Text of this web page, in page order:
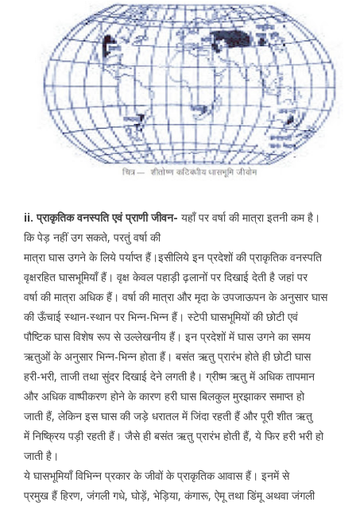
ii. प्राकृतिक वनस्पति एवं प्राणी जीवन- यहाँ पर वर्षा की मात्रा इतनी कम है।
कि पेड़ नहीं उग सकते, परतुं वर्षा की
मात्रा घास उगने के लिये पर्याप्त हैं।इसीलिये इन प्रदेशों की प्राकृतिक वनस्पति
वृक्षरहित घासभूमियाँ हैं। वृक्ष केवल पहाड़ी ढ़लानों पर दिखाई देती है जहां पर
वर्षा की मात्रा अधिक हैं। वर्षा की मात्रा और मृदा के उपजाऊपन के अनुसार घास
की ऊँचाई स्थान-स्थान पर भिन्न-भिन्न हैं। स्टेपी घासभूमियों की छोटी एवं
पौष्टिक घास विशेष रूप से उल्लेखनीय हैं। इन प्रदेशों में घास उगने का समय
ऋतुओं के अनुसार भिन्न-भिन्न होता हैं। बसंत ऋतु प्रारंभ होते ही छोटी घास
हरी-भरी, ताजी तथा सुंदर दिखाई देने लगती है। ग्रीष्म ऋतु में अधिक तापमान
और अधिक वाष्पीकरण होने के कारण हरी घास बिलकुल मुरझाकर समाप्त हो
जाती हैं, लेकिन इस घास की जड़े धरातल में जिंदा रहती हैं और पूरी शीत ऋतु
में निष्क्रिय पड़ी रहती हैं। जैसे ही बसंत ऋतु प्रारंभ होती हैं, ये फिर हरी भरी हो
जाती है।
ये घासभूमियाँ विभिन्न प्रकार के जीवों के प्राकृतिक आवास हैं। इनमें से
प्रमुख हैं हिरण, जंगली गधे, घोड़ें, भेड़िया, कंगारू, ऐमू तथा डिंमू अथवा जंगली